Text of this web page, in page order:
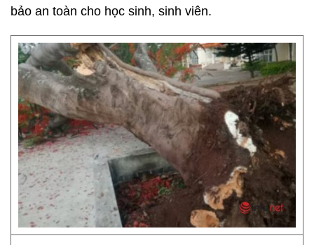
bảo an toàn cho học sinh, sinh viên.